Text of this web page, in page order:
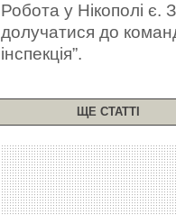
Робота у Нікополі є.
долучатися до
інспекція”.
ЩЕ СТАТТІ